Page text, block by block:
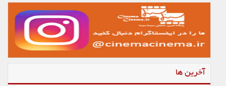
آخرین ها